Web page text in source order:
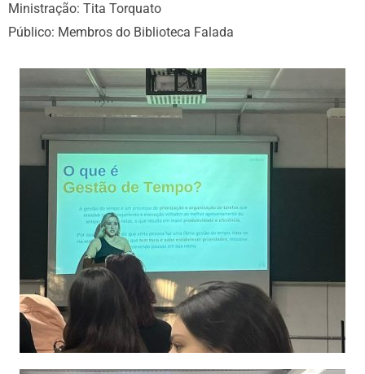
Ministração: Tita Torquato
Público: Membros do Biblioteca Falada